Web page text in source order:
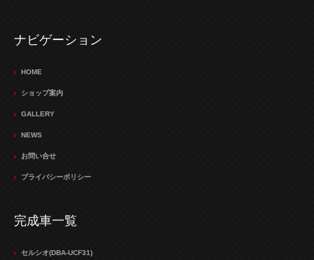
ナビゲーション
HOME
ショップ案内
GALLERY
NEWS
お問い合せ
プライバシーポリシー
完成車一覧
セルシオ(DBA-UCF31)